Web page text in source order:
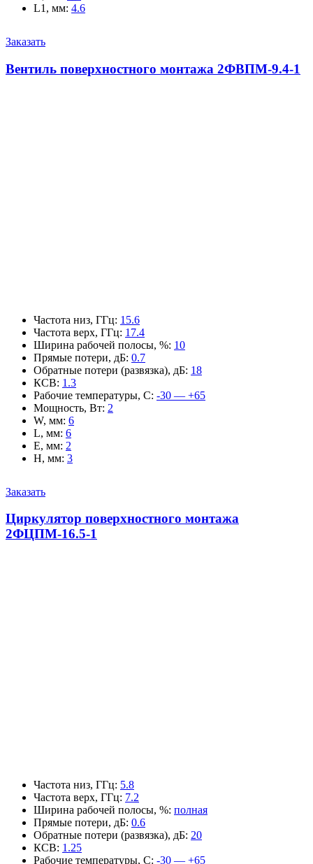
L1, мм: 4.6
Заказать
Вентиль поверхностного монтажа 2ФВПМ-9.4-1
Частота низ, ГГц: 15.6
Частота верх, ГГц: 17.4
Ширина рабочей полосы, %: 10
Прямые потери, дБ: 0.7
Обратные потери (развязка), дБ: 18
КСВ: 1.3
Рабочие температуры, С: -30 — +65
Мощность, Вт: 2
W, мм: 6
L, мм: 6
E, мм: 2
H, мм: 3
Заказать
Циркулятор поверхностного монтажа
2ФЦПМ-16.5-1
Частота низ, ГГц: 5.8
Частота верх, ГГц: 7.2
Ширина рабочей полосы, %: полная
Прямые потери, дБ: 0.6
Обратные потери (развязка), дБ: 20
КСВ: 1.25
Рабочие температуры, С: -30 — +65